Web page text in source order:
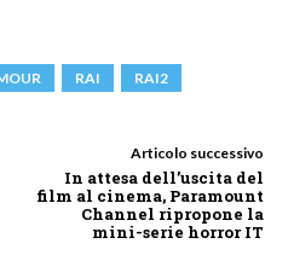
RAI RAI2
Articolo successivo
In attesa dell’uscita del
film al cinema, Paramount
Channel ripropone la
mini-serie horror IT